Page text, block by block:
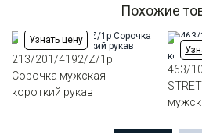
Похожие
Узнать цену
213/201/4192/Z/1p
Сорочка мужская
короткий рукав
463/